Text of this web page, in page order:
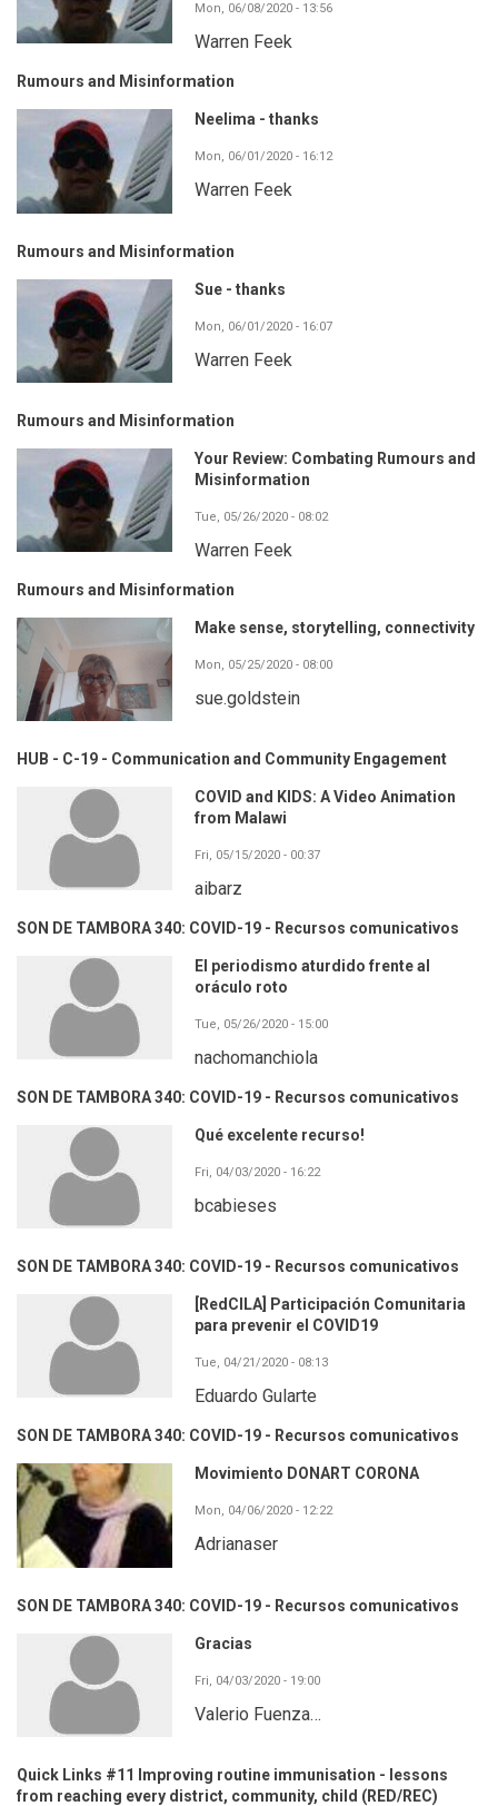
Mon, 06/08/2020 - 13:56
Warren Feek
Rumours and Misinformation
Neelima - thanks
Mon, 06/01/2020 - 16:12
Warren Feek
Rumours and Misinformation
Sue - thanks
Mon, 06/01/2020 - 16:07
Warren Feek
Rumours and Misinformation
Your Review: Combating Rumours and
Misinformation
Tue, 05/26/2020 - 08:02
Warren Feek
Rumours and Misinformation
Make sense, storytelling, connectivity
Mon, 05/25/2020 - 08:00
sue.goldstein
HUB - C-19 - Communication and Community Engagement
COVID and KIDS: A Video Animation
from Malawi
Fri, 05/15/2020 - 00:37
aibarz
SON DE TAMBORA 340: COVID-19 - Recursos comunicativos
El periodismo aturdido frente al
oráculo roto
Tue, 05/26/2020 - 15:00
nachomanchiola
SON DE TAMBORA 340: COVID-19 - Recursos comunicativos
Qué excelente recurso!
Fri, 04/03/2020 - 16:22
bcabieses
SON DE TAMBORA 340: COVID-19 - Recursos comunicativos
[RedCILA] Participación Comunitaria
para prevenir el COVID19
Tue, 04/21/2020 - 08:13
Eduardo Gularte
SON DE TAMBORA 340: COVID-19 - Recursos comunicativos
Movimiento DONART CORONA
Mon, 04/06/2020 - 12:22
Adrianaser
SON DE TAMBORA 340: COVID-19 - Recursos comunicativos
Gracias
Fri, 04/03/2020 - 19:00
Valerio Fuenza…
Quick Links #11 Improving routine immunisation - lessons
from reaching every district, community, child (RED/REC)